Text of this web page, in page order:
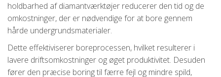
holdbarhed af diamantværktøjer reducerer den tid og de
omkostninger, der er nødvendige for at bore gennem
hårde undergrundsmaterialer.
Dette effektiviserer boreprocessen, hvilket resulterer i
lavere driftsomkostninger og øget produktivitet. Desuden
fører den præcise boring til færre fejl og mindre spild,